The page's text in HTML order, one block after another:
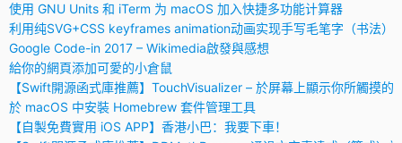
使用 GNU Units 和 iTerm 为 macOS 加入快捷多功能计算器
利用纯SVG+CSS keyframes animation动画实现手写毛笔字（书法）
Google Code-in 2017 – Wikimedia啟發與感想
給你的網頁添加可愛的小倉鼠
【Swift開源函式庫推薦】TouchVisualizer – 於屏幕上顯示你所觸摸的
於 macOS 中安裝 Homebrew 套件管理工具
【自製免費實用 iOS APP】香港小巴：我要下車！